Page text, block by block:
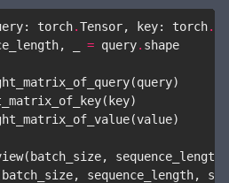
: torch.Tensor, key: torch.
, = query. shape
(query)
( key)
(value)
( batch_size, sequence_length
batch_size, sequence_length,